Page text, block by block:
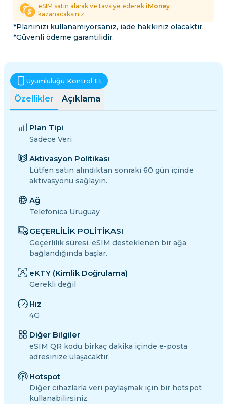
eSIM satın alarak ve tavsiye ederek iMoney
kazanacaksınız.
*Planınızı kullanamıyorsanız, iade hakkınız olacaktır.
*Güvenli ödeme garantilidir.
Özellikler Açıklama
Uyumluluğu Kontrol Et
Plan Tipi
Sadece Veri
Aktivasyon Politikası
Lütfen satın alındıktan sonraki 60 gün içinde
aktivasyonu sağlayın.
Ağ
Telefonica Uruguay
GEÇERLİLİK POLİTİKASI
Geçerlilik süresi, eSIM desteklenen bir ağa
bağlandığında başlar.
eKTY (Kimlik Doğrulama)
Gerekli değil
Hız
4G
Diğer Bilgiler
eSIM QR kodu birkaç dakika içinde e-posta
adresinize ulaşacaktır.
Hotspot
Diğer cihazlarla veri paylaşmak için bir hotspot
kullanabilirsiniz.